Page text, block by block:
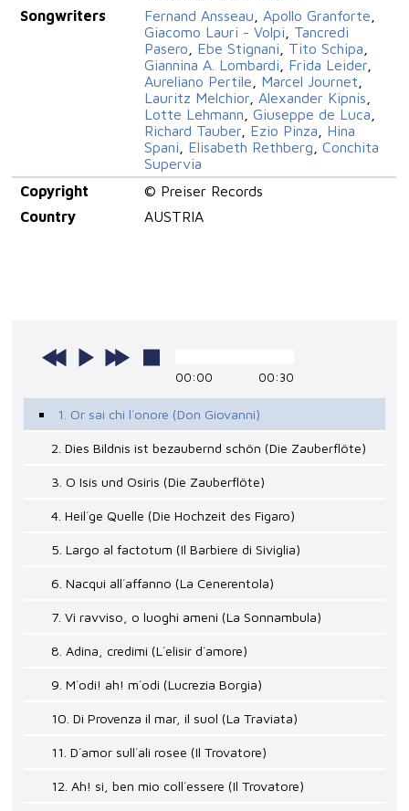
Songwriters
Fernand Ansseau Apollo Granforte
Giacomo Lauri - Volpi
Tancredi
Pasero
Ebe Stignani Tito Schipa
Giannina A. Lombardi
Frida Leider,
Aureliano Pertile
Marcel Journet
Lauritz Melchior, Alexander Kipnis
Lotte Lehmann
Giuseppe de Luca
Richard Tauber, Ezio Pinza
Hina
Spani
Elisabeth Rethberg
Conchita
Supervia
Copyright
© Preiser Records
Country
AUSTRIA
00:00 00:30
1. Or sai chi l´onore (Don Giovanni)
2. Dies Bildnis ist bezaubernd schön (Die Zauberflöte)
3. O Isis und Osiris (Die Zauberflöte)
4. Heil´ge Quelle (Die Hochzeit des Figaro)
5. Largo al factotum (Il Barbiere di Siviglia)
6. Nacqui all´affanno (La Cenerentola)
7. Vi ravviso, o luoghi ameni (La Sonnambula)
8. Adina, credimi (L´elisir d´amore)
9. M´odi! ah! m´odi (Lucrezia Borgia)
10. Di Provenza il mar, il suol (La Traviata)
11. D´amor sull´ali rosee (Il Trovatore)
12. Ah! si, ben mio coll´essere (Il Trovatore)